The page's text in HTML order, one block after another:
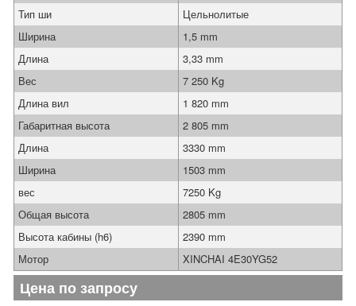
Тип ши
Цельнолитые
Ширина
1,5 mm
Длина
3,33 mm
Вес
7 250 Kg
Длина вил
1 820 mm
Габаритная высота
2 805 mm
Длина
3330 mm
Ширина
1503 mm
вес
7250 Kg
Общая высота
2805 mm
Высота кабины (h6)
2390 mm
Мотор
XINCHAI 4E30YG52
Цена по запросу